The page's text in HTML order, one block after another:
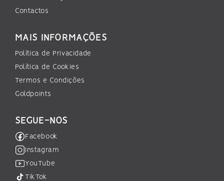
Contactos
MAIS INFORMAÇÕES
Política de Privacidade
Política de Cookies
Termos e Condições
Goldpoints
SEGUE-NOS
Facebook
Instagram
YouTube
TikTok